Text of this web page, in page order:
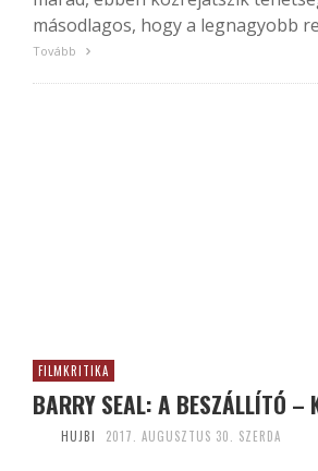
másodlagos, hogy a legnagyobb
Tovább
FILMKRITIKA
BARRY SEAL: A BESZÁLLÍTÓ –
HUJBI 2017. AUGUSZTUS 30. SZERDA